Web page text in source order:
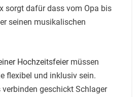
sorgt dafür dass vom Opa bis
seinen musikalischen
Hochzeitsfeiermüssen
flexibel und inklusiv sein.
geschickt Schlager